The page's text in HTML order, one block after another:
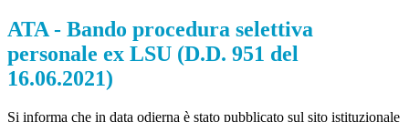
ATA - Bando procedura selettiva
personale ex LSU (D.D. 951 del
16.06.2021)
Si informa che in data odierna è stato pubblicato sul sito istituzionale